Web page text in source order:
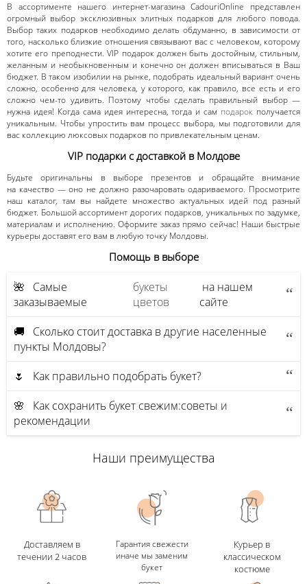
В ассортименте нашего интернет-магазина CadouriOnline представлен
огромный выбор эксклюзивных элитных подарков для любого повода.
Выбор таких подарков необходимо делать обдуманно, в зависимости от
того, насколько близкие отношения связывают вас с человеком, которому
хотите его преподнести. VIP подарок должен быть достойным, стильным,
желанным и необыкновенным и конечно он должен вписываться в Ваш
бюджет. В таком изобилии на рынке, подобрать идеальный вариант очень
сложно, особенно для человека, у которого, как правило, все есть и его
сложно чем-то удивить. Поэтому чтобы сделать правильный выбор —
нужна идея! Когда сама идея интересна, тогда и сам подарок получается
уникальным. Чтобы упростить вам процесс выбора, мы подготовили для
вас коллекцию люксовых подарков по привлекательным ценам.
VIP подарки с доставкой в Молдове
Будьте оригинальны в выборе презентов и обращайте внимание
на качество — оно не должно разочаровать одариваемого. Просмотрите
наш каталог, там вы найдете множество актуальных идей под разный
бюджет. Большой ассортимент дорогих подарков, уникальных по задумке,
материалам и исполнению. Оформите заказ прямо сейчас! Наши быстрые
курьеры доставят его вам в любую точку Молдовы.
Помощь в выборе
🌺 Самые
заказываемые
букеты
цветов
на нашем
сайте
🚚 Сколько стоит доставка в другие населенные
пункты Молдовы?
🌷 Как правильно подобрать букет?
🌸 Как сохранить букет свежим:советы и
рекомендации
Наши преимущества
Доставляем в
течении 2 часов
Гарантия свежести
иначе мы заменим
букет
Курьер в
классическом
костюме